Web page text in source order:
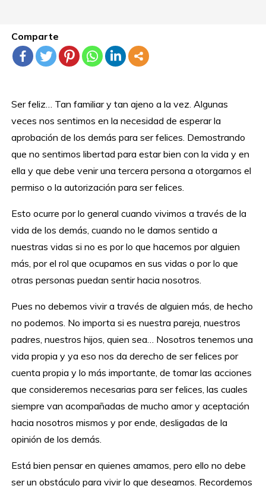
Comparte
Ser feliz… Tan familiar y tan ajeno a la vez. Algunas
veces nos sentimos en la necesidad de esperar la
aprobación de los demás para ser felices. Demostrando
que no sentimos libertad para estar bien con la vida y en
ella y que debe venir una tercera persona a otorgarnos el
permiso o la autorización para ser felices.
Esto ocurre por lo general cuando vivimos a través de la
vida de los demás, cuando no le damos sentido a
nuestras vidas si no es por lo que hacemos por alguien
más, por el rol que ocupamos en sus vidas o por lo que
otras personas puedan sentir hacia nosotros.
Pues no debemos vivir a través de alguien más, de hecho
no podemos. No importa si es nuestra pareja, nuestros
padres, nuestros hijos, quien sea… Nosotros tenemos una
vida propia y ya eso nos da derecho de ser felices por
cuenta propia y lo más importante, de tomar las acciones
que consideremos necesarias para ser felices, las cuales
siempre van acompañadas de mucho amor y aceptación
hacia nosotros mismos y por ende, desligadas de la
opinión de los demás.
Está bien pensar en quienes amamos, pero ello no debe
ser un obstáculo para vivir lo que deseamos. Recordemos